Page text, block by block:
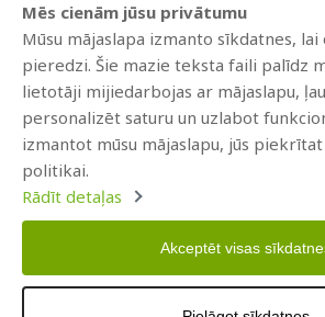
Brīvības gatve 214b, Rīga, LV-1039, Latvija
AS Swedbank, HABALV22
LV53HABA0551019240274
Mēs cienām jūsu privātumu
Mūsu mājaslapa izmanto sīkdatnes,
pieredzi. Šie mazie teksta faili palīdz
lietotāji mijiedarbojas ar mājaslapu,
personalizēt saturu un uzlabot
izmantot mūsu mājaslapu, jūs
politikai.
Rādīt detaļas
Akceptēt visas